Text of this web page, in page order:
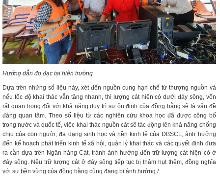
Hướng dẫn đo đạc tại hiện trường
Dựa trên những số liệu này, xét đến nguồn cung hạn chế từ thượng nguồn và
nếu tốc độ khai thác vẫn tăng nhanh, thì lượng cát hiện có dưới đáy sông, vốn
rất quan trọng đối với khả năng duy trì sự ổn định của đồng bằng sẽ là vấn đề
đáng quan tâm. Theo số liệu từ các nghiên cứu khoa học đã được công bố
trong nước và quốc tế, việc khai thác nguồn cát sẽ tác động lên khả năng chống
chịu của con người, đa dạng sinh học và nền kinh tế của ĐBSCL, ảnh hưởng
đến kế hoạch phát triển kinh tế xã hội, quản lý khai thác và các quyết định đưa
ra cần dựa trên Ngân hàng Cát, tránh ảnh hưởng đến trữ lượng cát hiện có ở
đáy sông. Nếu trữ lượng cát ở đáy sông tiếp tục bị thâm hụt thêm, đồng nghĩa
với sự bền vững của đồng bằng cũng đang bị ảnh hưởng./.